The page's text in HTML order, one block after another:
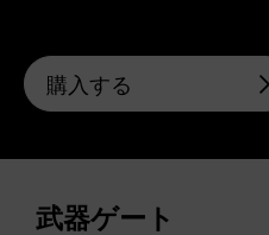
購入する
武器ゲート